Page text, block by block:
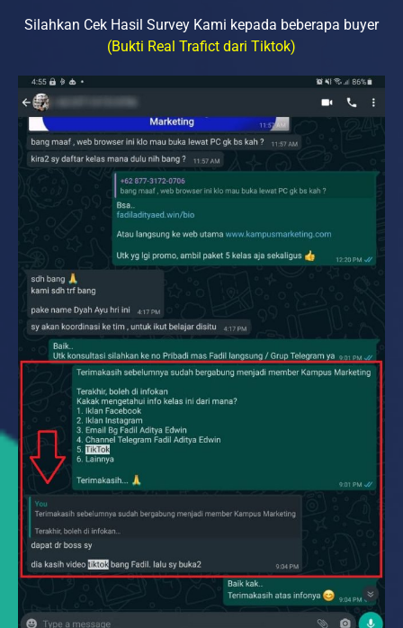
Silahkan Cek Hasil Survey Kami kepada beberapa buyer
(Bukti Real Trafict dari Tiktok)